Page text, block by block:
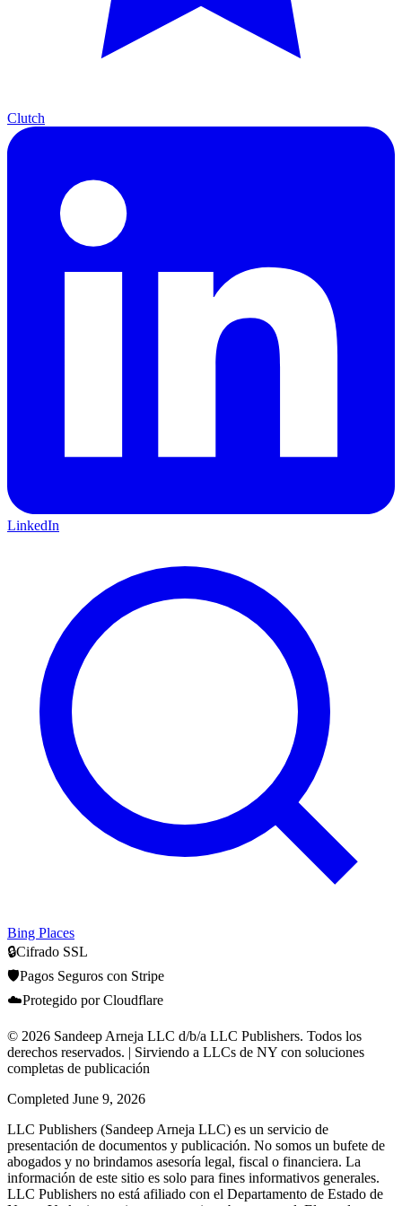
Clutch
LinkedIn
Bing Places
🔒Cifrado SSL
🛡️Pagos Seguros con Stripe
☁️Protegido por Cloudflare
© 2026 Sandeep Arneja LLC d/b/a LLC Publishers. Todos los
derechos reservados. | Sirviendo a LLCs de NY con soluciones
completas de publicación
Completed June 9, 2026
LLC Publishers (Sandeep Arneja LLC) es un servicio de
presentación de documentos y publicación. No somos un bufete de
abogados y no brindamos asesoría legal, fiscal o financiera. La
información de este sitio es solo para fines informativos generales.
LLC Publishers no está afiliado con el Departamento de Estado de